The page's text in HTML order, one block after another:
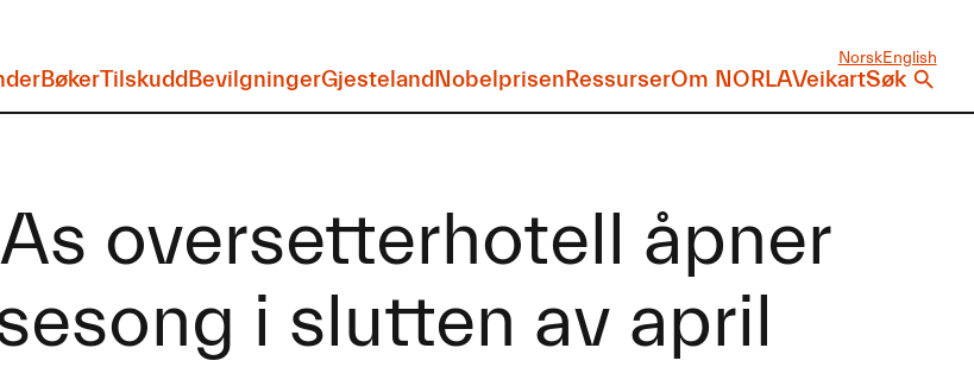
NorskEnglish
BøkerTilskuddBevilgningerGjestelandNobelprisenRessurserOm NORLAVeikartSøk
oversetterhotell åpner
i slutten av april